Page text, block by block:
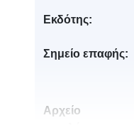
Εκδότης:
Σημείο επαφής:
Αρχείο